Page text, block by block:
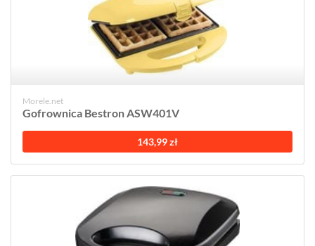
Morele.net
Gofrownica Bestron ASW401V
143,99 zł